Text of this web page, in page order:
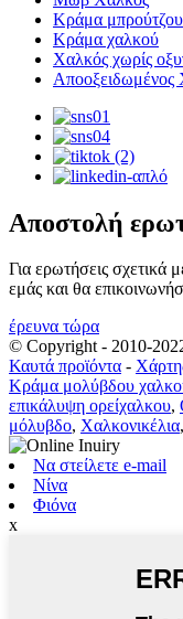
Κράμα μπρούτζου
Κράμα χαλκού
Χαλκός χωρίς
Αποστολή
Για ερωτήσεις σχετικά
εμάς και θα
έρευνα τώρα
© Copyright - 2010-2022
Καυτά προϊόντα -
Κράμα μολύβδου
επικάλυψη ορείχαλκου,
μόλυβδο, Χαλκονικέλια,
Να στείλετε e-mail
Νίνα
Φιόνα
x